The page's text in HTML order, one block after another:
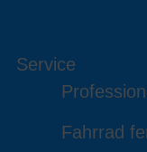
Service
Fahrrad